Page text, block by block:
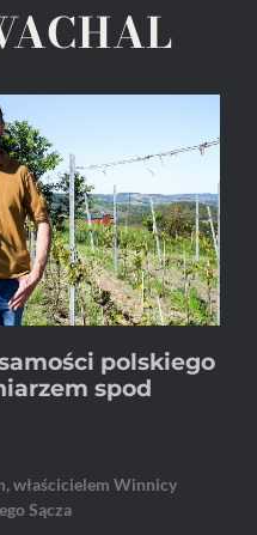
polskiego
spod
właścicielem Winnicy
Sącza